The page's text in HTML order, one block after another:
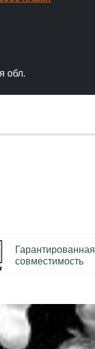
обл.
Гарантированная
совместимость